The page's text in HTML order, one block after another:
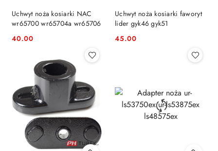
Uchwyt noża kosiarki NAC
wr65700 wr65704a wr65706
Cena:
40.00
Uchwyt noża kosiarki faworyt
lider gyk46 gyk51
Cena:
45.00